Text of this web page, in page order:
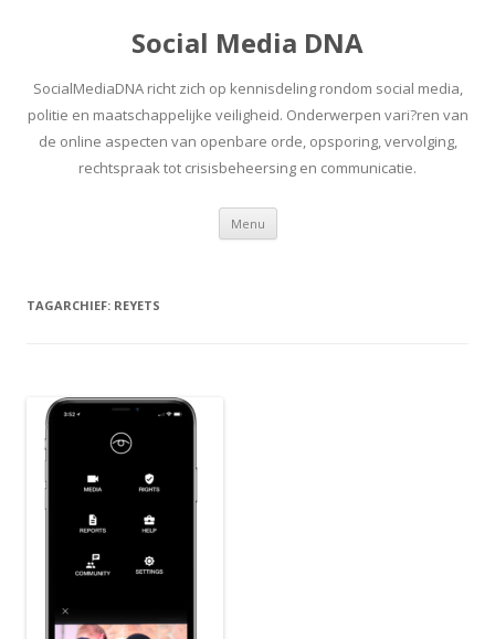
Social Media DNA
SocialMediaDNA richt zich op kennisdeling rondom social media,
politie en maatschappelijke veiligheid. Onderwerpen vari?ren van
de online aspecten van openbare orde, opsporing, vervolging,
rechtspraak tot crisisbeheersing en communicatie.
Menu Spring
inhoud
TAGARCHIEF: REYETS